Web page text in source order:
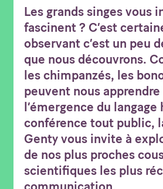
Les grands singes vous
fascinent ? C’est
observant c’est un peu
que nous découvrons.
les chimpanzés, les
peuvent nous
l’émergence du
conférence tout public,
Genty vous invite à
de nos plus proches
scientifiques les plus